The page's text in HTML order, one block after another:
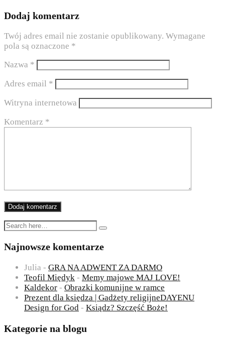
Dodaj komentarz
Twój adres email nie zostanie opublikowany. Wymagane
pola są oznaczone *
Nazwa *
Adres email *
Witryna internetowa
Komentarz *
Najnowsze komentarze
Julia - GRA NA ADWENT ZA DARMO
Teofil Międyk - Memy majowe MAJ LOVE!
Kaldekor - Obrazki komunijne w ramce
Prezent dla księdza | Gadżety religijneDAYENU
Design for God - Ksiądz? Szczęść Boże!
Kategorie na blogu